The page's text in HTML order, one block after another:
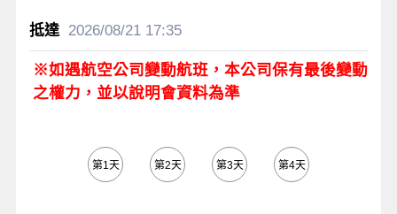
2026/08/2117:35
※如遇航空公司變動航班，本公司保有最後變動
之權力，並以說明會資料為準
第1天 第2天 第3天 第4天